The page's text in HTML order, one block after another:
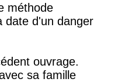
méthode
date d'un danger
ouvrage.
sa famille